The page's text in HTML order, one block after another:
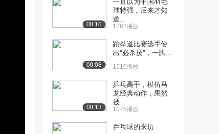
00:10
球特强，后来才知
道...
1762播放
00:08
跆拳道比赛选手使
出“必杀技”，一脚...
1510播放
00:13
乒乓高手，模仿马
龙经典动作，果然
被...
1075播放
乒乓球的来历